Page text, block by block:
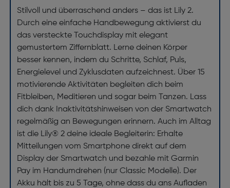
Stilvoll und überraschend anders – das ist Lily 2.
Durch eine einfache Handbewegung aktivierst du
das versteckte Touchdisplay mit elegant
gemustertem Ziffernblatt. Lerne deinen Körper
besser kennen, indem du Schritte, Schlaf, Puls,
Energielevel und Zyklusdaten aufzeichnest. Über 15
motivierende Aktivitäten begleiten dich beim
Fitbleiben, Meditieren und sogar beim Tanzen. Lass
dich dank Inaktivitätshinweisen von der Smartwatch
regelmäßig an Bewegungen erinnern. Auch im Alltag
ist die Lily® 2 deine ideale Begleiterin: Erhalte
Mitteilungen vom Smartphone direkt auf dem
Display der Smartwatch und bezahle mit Garmin
Pay im Handumdrehen (nur Classic Modelle). Der
Akku hält bis zu 5 Tage, ohne dass du ans Aufladen